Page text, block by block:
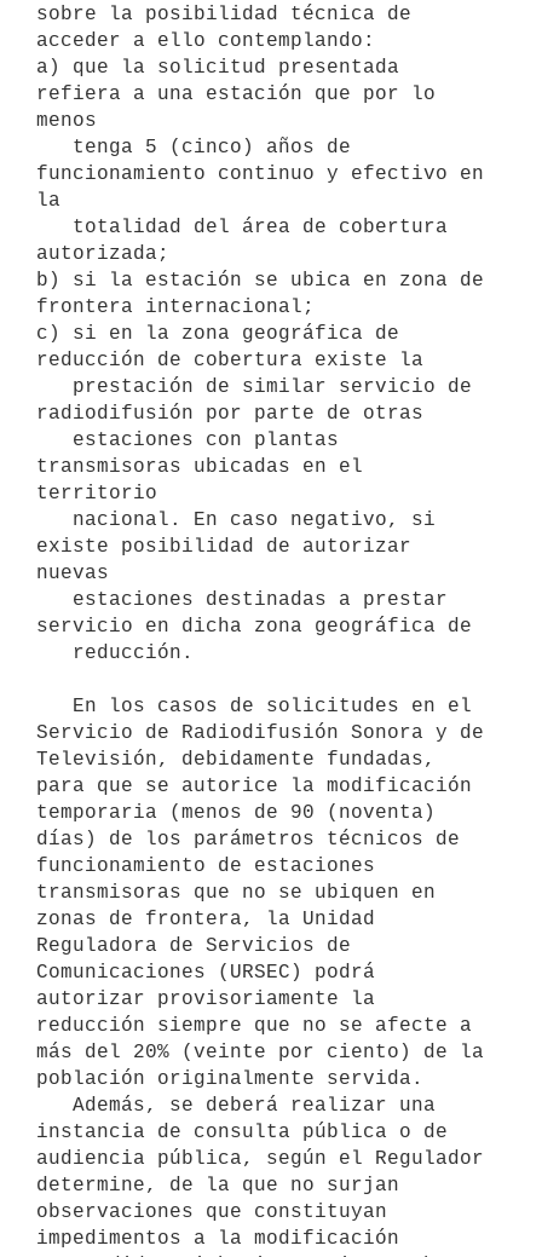
sobre la posibilidad técnica de
acceder a ello contemplando:
a) que la solicitud presentada
refiera a una estación que por lo
menos
funcionamiento continuo y efectivo en
la
autorizada;
b) si la estación se ubica en zona de
frontera internacional;
c) si en la zona geográfica de
reducción de cobertura existe la
radiodifusión por parte de otras
transmisoras ubicadas en el
territorio
existe posibilidad de autorizar
nuevas
servicio en dicha zona geográfica de
Servicio de Radiodifusión Sonora y de
Televisión, debidamente fundadas,
para que se autorice la modificación
temporaria (menos de 90 (noventa)
días) de los parámetros técnicos de
funcionamiento de estaciones
transmisoras que no se ubiquen en
zonas de frontera, la Unidad
Reguladora de Servicios de
Comunicaciones (URSEC) podrá
autorizar provisoriamente la
reducción siempre que no se afecte a
más del 20% (veinte por ciento) de la
población originalmente servida.
instancia de consulta pública o de
audiencia pública, según el Regulador
determine, de la que no surjan
observaciones que constituyan
impedimentos a la modificación